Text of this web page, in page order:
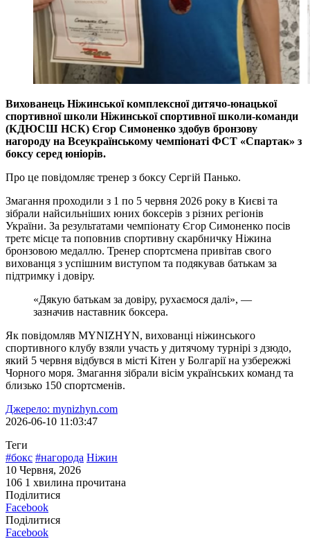
Вихованець Ніжинської комплексної дитячо-юнацької
спортивної школи Ніжинської спортивної школи-команди
(КДЮСШ НСК) Єгор Симоненко здобув бронзову
нагороду на Всеукраїнському чемпіонаті ФСТ «Спартак» з
боксу серед юніорів.
Про це повідомляє тренер з боксу Сергій Панько.
Змагання проходили з 1 по 5 червня 2026 року в Києві та
зібрали найсильніших юних боксерів з різних регіонів
України. За результатами чемпіонату Єгор Симоненко посів
третє місце та поповнив спортивну скарбничку Ніжина
бронзовою медаллю. Тренер спортсмена привітав свого
вихованця з успішним виступом та подякував батькам за
підтримку і довіру.
«Дякую батькам за довіру, рухаємося далі», —
зазначив наставник боксера.
Як повідомляв MYNIZHYN, вихованці ніжинського
спортивного клубу взяли участь у дитячому турнірі з дзюдо,
який 5 червня відбувся в місті Кітен у Болгарії на узбережжі
Чорного моря. Змагання зібрали вісім українських команд та
близько 150 спортсменів.
Джерело: mynizhyn.com
2026-06-10 11:03:47
Теги
#бокс #нагорода Ніжин
10 Червня, 2026
106 1 хвилина прочитана
Поділитися
Facebook
Поділитися
Facebook